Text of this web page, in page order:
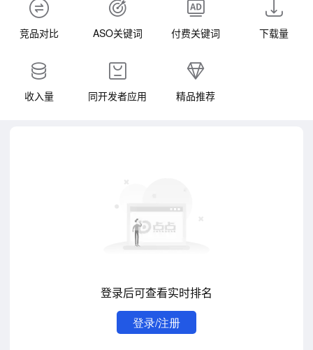
竞品对比 ASO关键词 付费关键词 下载量
收入量 同开发者应用 精品推荐
登录后可查看实时排名
登录/注册